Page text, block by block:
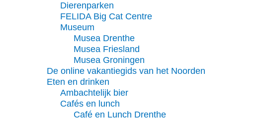
Dierenparken
FELIDA Big Cat Centre
Museum
Musea Drenthe
Musea Friesland
Musea Groningen
De online vakantiegids van het Noorden
Eten en drinken
Ambachtelijk bier
Cafés en lunch
Café en Lunch Drenthe